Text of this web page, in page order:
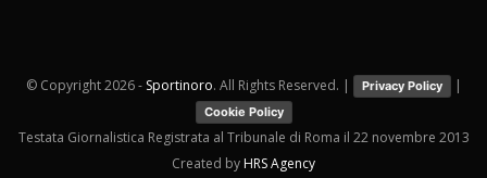
© Copyright2026 - Sportinoro. All Rights Reserved. | Privacy Policy |
Cookie Policy
Testata Giornalistica Registrata al Tribunale di Roma il 22 novembre 2013
Created by HRS Agency